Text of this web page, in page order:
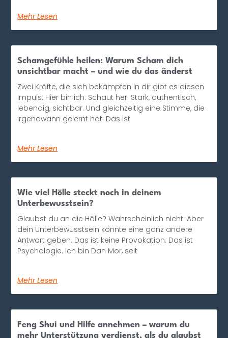
Mehr Lesen
Schamgefühle heilen: Warum Scham dich
unsichtbar macht – und wie du das änderst
Zwei Kräfte, die sich bekämpfen In dir gibt es diesen
Impuls: Hier bin ich. Schaut her. Stark, authentisch,
lebendig, sichtbar. Und gleichzeitig eine Stimme, die
irgendwann gelernt hat: Das ist
Mehr Lesen
Wie viel Hölle steckt noch in deinem
Unterbewusstsein?
Glaubst du an die Hölle? Wahrscheinlich nicht. Aber
dein Unterbewusstsein könnte eine ganz andere
Antwort geben. Das ist keine Provokation. Das ist
Psychologie. Ich bin Dan Mor, seit
Mehr Lesen
Feng Shui und Hilfe annehmen – warum du
mehr Unterstützung verdienst, als du glaubst